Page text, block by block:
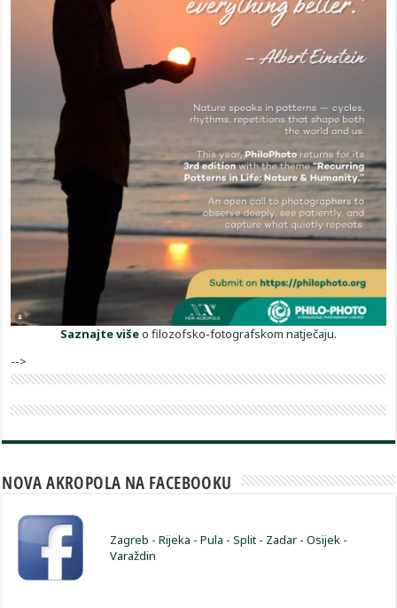
Saznajte višeo filozofsko-fotografskom natječaju.
-->
NOVA AKROPOLA NA FACEBOOKU
Zagreb -Rijeka -Pula -Split - Zadar -Osijek -
Varaždin